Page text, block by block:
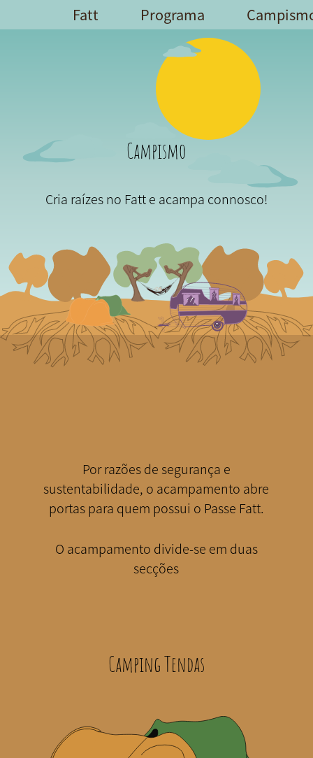
Fatt Programa
Campismo
Cria raízes no Fatt e acampa connosco!
Por razões de segurança e
sustentabilidade, o acampamento abre
portas para quem possui o Passe Fatt.
O acampamento divide-se em duas
secções
Camping Tendas